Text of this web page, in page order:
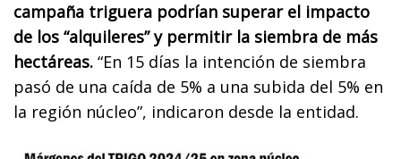
campaña triguera podrían superar el impacto
de los “alquileres” y permitir la siembra de más
hectáreas. “En 15 días la intención de siembra
pasó de una caída de 5% a una subida del 5% en
la región núcleo”, indicaron desde la entidad.